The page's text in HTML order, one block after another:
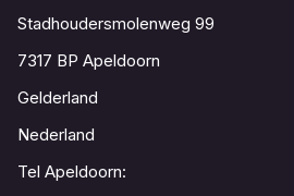
Stadhoudersmolenweg 99
7317 BP Apeldoorn
Gelderland
Nederland
Tel Apeldoorn: